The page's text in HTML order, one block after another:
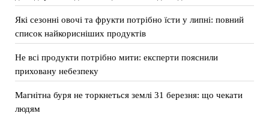
Які сезонні овочі та фрукти потрібно їсти у липні: повний
список найкорисніших продуктів
Не всі продукти потрібно мити: експерти пояснили
приховану небезпеку
Магнітна буря не торкнеться землі 31 березня: що чекати
людям